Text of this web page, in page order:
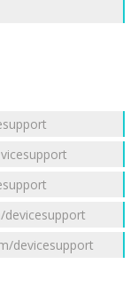
devicesupport